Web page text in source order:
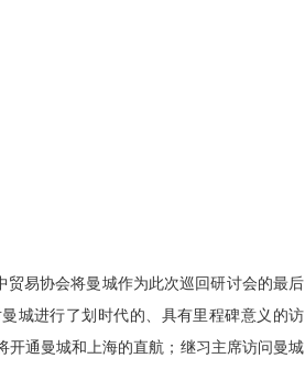
贸易协会将曼城作为此次巡回研讨会的最后
城进行了划时代的、具有里程碑意义的访
开通曼城和上海的直航；继习主席访问曼城